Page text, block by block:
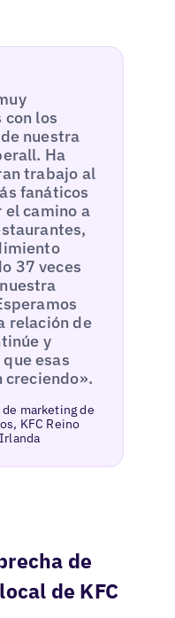
con los
nuestra
Ha
trabajo al
fanáticos
el camino a
37 veces
relación de
y
esas
creciendo».
marketing de
KFC Reino
de
de KFC